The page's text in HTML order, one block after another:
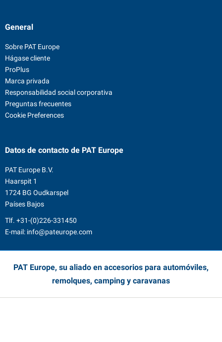
General
Sobre PAT Europe
Hágase cliente
ProPlus
Marca privada
Responsabilidad social corporativa
Preguntas frecuentes
Cookie Preferences
Datos de contacto de PAT Europe
PAT Europe B.V.
Haarspit 1
1724 BG Oudkarspel
Países Bajos
Tlf. +31-(0)226-331450
E-mail: info@pateurope.com
PAT Europe, su aliado en accesorios para automóviles,
remolques, camping y caravanas